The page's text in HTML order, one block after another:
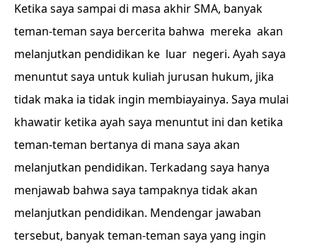
Ketika saya sampai di masa akhir SMA, banyak
teman-teman saya bercerita bahwa mereka akan
melanjutkan pendidikan ke luar negeri. Ayah saya
menuntut saya untuk kuliah jurusan hukum, jika
tidak maka ia tidak ingin membiayainya. Saya mulai
khawatir ketika ayah saya menuntut ini dan ketika
teman-teman bertanya di mana saya akan
melanjutkan pendidikan. Terkadang saya hanya
menjawab bahwa saya tampaknya tidak akan
melanjutkan pendidikan. Mendengar jawaban
tersebut, banyak teman-teman saya yang ingin